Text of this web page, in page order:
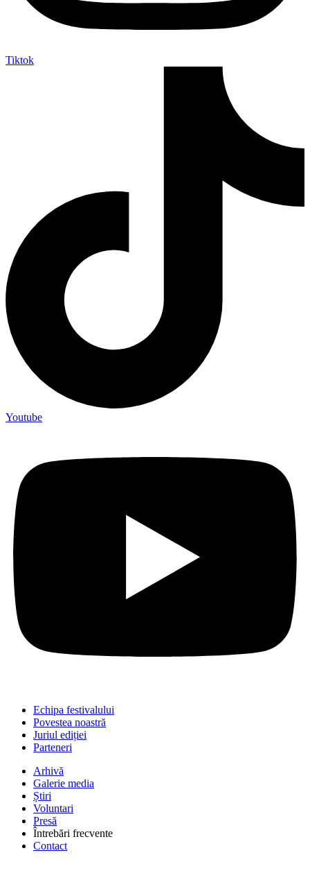
Tiktok
Youtube
Echipa festivalului
Povestea noastră
Juriul ediției
Parteneri
Arhivă
Galerie media
Știri
Voluntari
Presă
Întrebări frecvente
Contact